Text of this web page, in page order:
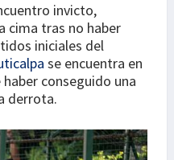
invicto,
cima tras no haber
iniciales del
se encuentra en
conseguido una
derrota.